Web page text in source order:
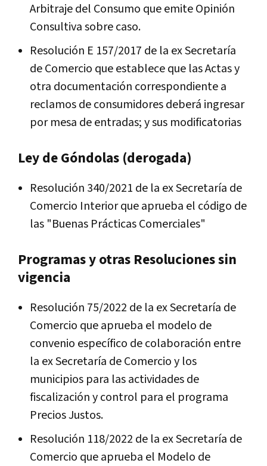
Arbitraje del Consumo que emite Opinión
Consultiva sobre caso.
Resolución E 157/2017 de la ex Secretaría
de Comercio que establece que las Actas y
otra documentación correspondiente a
reclamos de consumidores deberá ingresar
por mesa de entradas; y sus modificatorias
Ley de Góndolas (derogada)
Resolución 340/2021 de la ex Secretaría de
Comercio Interior que aprueba el código de
las "Buenas Prácticas Comerciales"
Programas y otras Resoluciones sin
vigencia
Resolución 75/2022 de la ex Secretaría de
Comercio que aprueba el modelo de
convenio específico de colaboración entre
la ex Secretaría de Comercio y los
municipios para las actividades de
fiscalización y control para el programa
Precios Justos.
Resolución 118/2022 de la ex Secretaría de
Comercio que aprueba el Modelo de